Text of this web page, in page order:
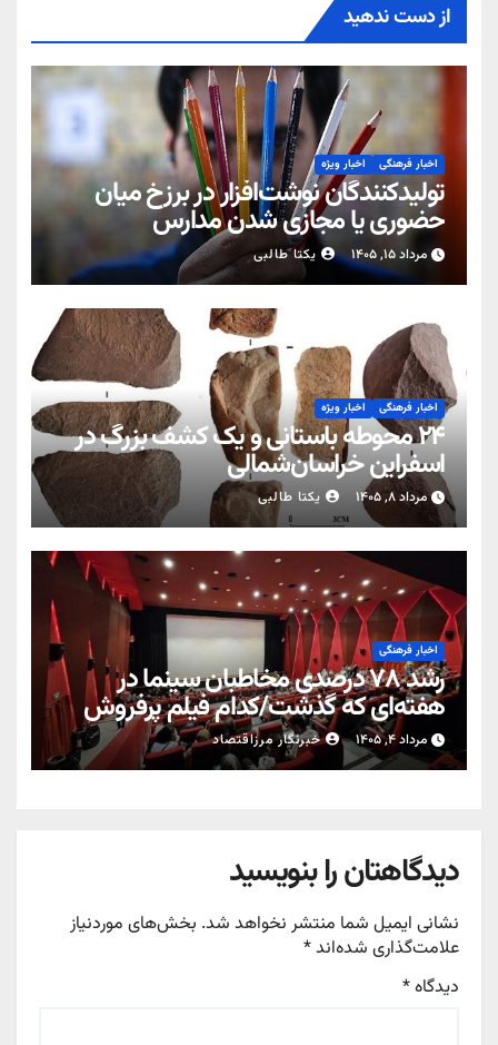
از دست ندهید
اخبار فرهنگی اخبار ویژه
تولیدکنندگان نوشت‌افزار در برزخ میان
حضوری یا مجازی شدن مدارس
مرداد ۱۵, ۱۴۰۵ یکتا طالبی
اخبار فرهنگی اخبار ویژه
۲۴ محوطه باستانی و یک کشف بزرگ در
اسفراین خراسان‌شمالی
مرداد ۸, ۱۴۰۵ یکتا طالبی
اخبار فرهنگی
رشد ۷۸ درصدی مخاطبان سینما در
هفته‌ای که گذشت/کدام فیلم پرفروش
شد؟
مرداد ۴, ۱۴۰۵ خبرنگار مرزاقتصاد
دیدگاهتان را بنویسید
نشانی ایمیل شما منتشر نخواهد شد. بخش‌های موردنیاز
علامت‌گذاری شده‌اند*
دیدگاه*